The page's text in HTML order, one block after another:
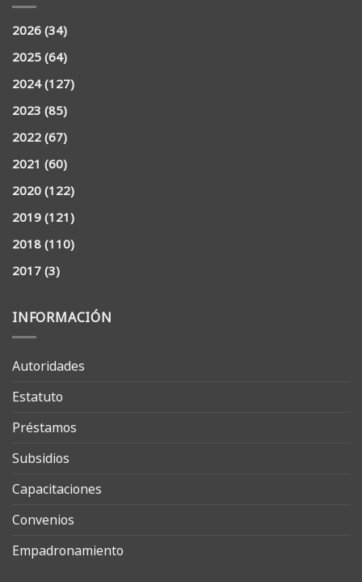
2026(34)
2025(64)
2024(127)
2023(85)
2022(67)
2021 (60)
2020(122)
2019(121)
2018(110)
2017(3)
INFORMACIÓN
Autoridades
Estatuto
Préstamos
Subsidios
Capacitaciones
Convenios
Empadronamiento